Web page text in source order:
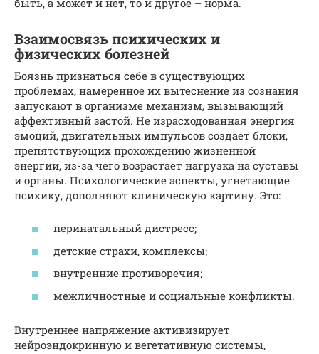
Взаимосвязь психических и
физических болезней
Боязнь признаться себе в существующих
проблемах, намеренное их вытеснение из сознания
запускают в организме механизм, вызывающий
аффективный застой. Не израсходованная энергия
эмоций, двигательных импульсов создает блоки,
препятствующих прохождению жизненной
энергии, из-за чего возрастает нагрузка на суставы
и органы. Психологические аспекты, угнетающие
психику, дополняют клиническую картину. Это:
перинатальный дистресс;
детские страхи, комплексы;
внутренние противоречия;
межличностные и социальные конфликты.
Внутреннее напряжение активизирует
нейроэндокринную и вегетативную системы,